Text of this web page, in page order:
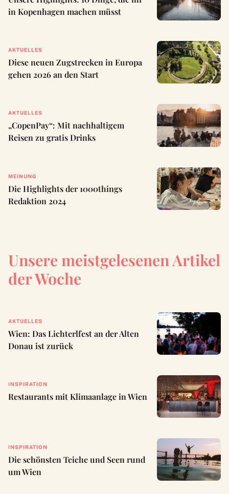
in Kopenhagen machen müsst
AKTUELLES
Diese neuen Zugstrecken in Europa
gehen 2026 an den Start
AKTUELLES
„CopenPay“: Mit nachhaltigem
Reisen zu gratis Drinks
MEINUNG
Die Highlights der 1000things
Redaktion 2024
Unsere meistgelesenen Artikel
der Woche
AKTUELLES
Wien: Das Lichterlfest an der Alten
Donau ist zurück
INSPIRATION
Restaurants mit Klimaanlage in Wien
INSPIRATION
Die schönsten Teiche und Seen rund
um Wien